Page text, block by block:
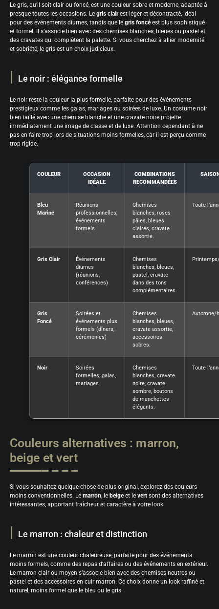
Le gris, qu’il soit clair ou foncé, est une couleur sobre et moderne, adaptée à
presque toutes les occasions. Le gris clairest léger et décontracté, idéal
pour des événements diurnes, tandis que le gris foncéest plus sophistiqué
et formel. Il s’associe bien avec des chemises blanches, bleues ou pastel et
des cravates qui complètent la palette. Si vous cherchez à allier modernité
et sobriété, le gris est un choix judicieux.
Le noir : élégance formelle
Le noir reste la couleur la plus formelle, parfaite pour des événements
prestigieux comme les galas, mariages ou soirées de luxe. Un costume noir
bien taillé avec une chemise blanche et une cravate noire projette
immédiatement une image de classe et de luxe. Attention cependant à ne
pas en faire trop lors de situations moins formelles, car il est perçu comme
trop rigide.
COULEUR
OCCASION
IDÉALE
COMBINATIONS
RECOMMANDÉES
Bleu
Marine
Réunions
professionnelles,
événements
formels
Chemises
blanches, roses
pâles, bleues
claires, cravate
assortie.
Toute
Gris Clair
Événements
diurnes
(réunions,
conférences)
Chemises
blanches, bleues,
pastel, cravate
dans des tons
complémentaires.
Gris
Foncé
Soirées et
événements plus
formels (dîners,
cérémonies)
Chemises
blanches, bleues,
cravate assortie,
accessoires
sobres.
Automne/
Noir
Soirées
formelles, galas,
mariages
Chemises
blanches, cravate
noire, cravate
sombre, boutons
de manchettes
élégants.
Toute
Couleurs alternatives : marron,
beige et vert
Si vous souhaitez quelque chose de plus original, explorez des couleurs
moins conventionnelles. Le marron, le beigeet le vert sont des alternatives
intéressantes, apportant fraîcheur et caractère à votre look.
Le marron : chaleur et distinction
Le marron est une couleur chaleureuse, parfaite pour des événements
moins formels, comme des repas d’affaires ou des événements en extérieur.
Le marron clair ou moyen s’associe bien avec des chemises neutres ou
pastel et des accessoires en cuir marron. Ce choix donne un look raffiné et
naturel, moins formel que le bleu ou le gris.